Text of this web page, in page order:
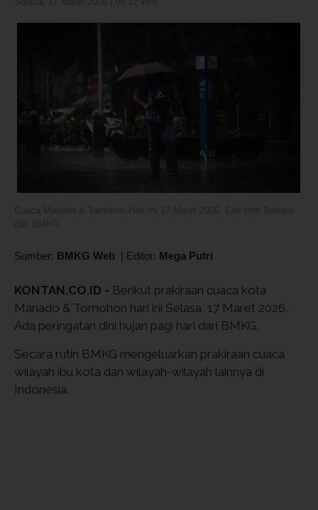
Sumber: BMKG Web | Editor: Mega Putri
KONTAN.CO.ID - Berikut prakiraan cuaca kota
Manado & Tomohon hari ini Selasa, 17 Maret 2026.
Ada peringatan dini hujan pagi hari dari BMKG.
Secara rutin BMKG mengeluarkan prakiraan cuaca
wilayah ibu kota dan wilayah-wilayah lainnya di
Indonesia.